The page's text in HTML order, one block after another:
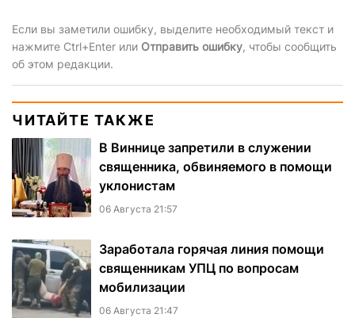
Если вы заметили ошибку, выделите необходимый текст и
нажмите Ctrl+Enter или Отправить ошибку, чтобы сообщить
об этом редакции.
ЧИТАЙТЕ ТАКЖЕ
В Виннице запретили в служении
священника, обвиняемого в помощи
уклонистам
06 Августа 21:57
Заработала горячая линия помощи
священникам УПЦ по вопросам
мобилизации
06 Августа 21:47